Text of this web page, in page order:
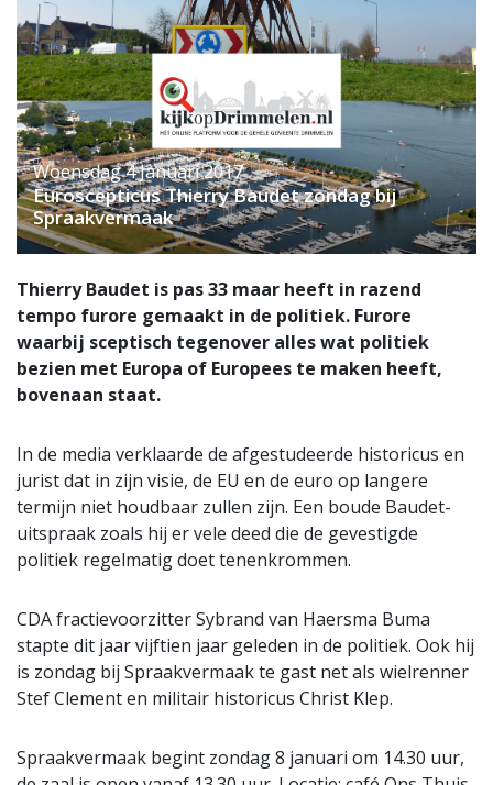
Woensdag 4 Januari 2017
Euroscepticus Thierry Baudet zondag bij
Spraakvermaak
Thierry Baudet is pas 33 maar heeft in razend
tempo furore gemaakt in de politiek. Furore
waarbij sceptisch tegenover alles wat politiek
bezien met Europa of Europees te maken heeft,
bovenaan staat.
In de media verklaarde de afgestudeerde historicus en
jurist dat in zijn visie, de EU en de euro op langere
termijn niet houdbaar zullen zijn. Een boude Baudet-
uitspraak zoals hij er vele deed die de gevestigde
politiek regelmatig doet tenenkrommen.
CDA fractievoorzitter Sybrand van Haersma Buma
stapte dit jaar vijftien jaar geleden in de politiek. Ook hij
is zondag bij Spraakvermaak te gast net als wielrenner
Stef Clement en militair historicus Christ Klep.
Spraakvermaak begint zondag 8 januari om 14.30 uur,